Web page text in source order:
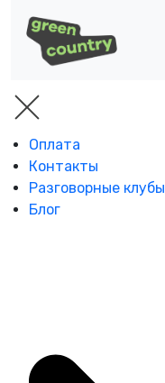
Оплата
Контакты
Разговорные клубы
Блог